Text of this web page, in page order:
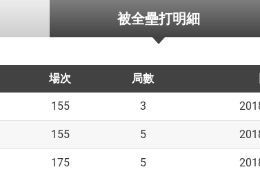
被全壘打明細
場次 局數
155 3
155 5
175 5